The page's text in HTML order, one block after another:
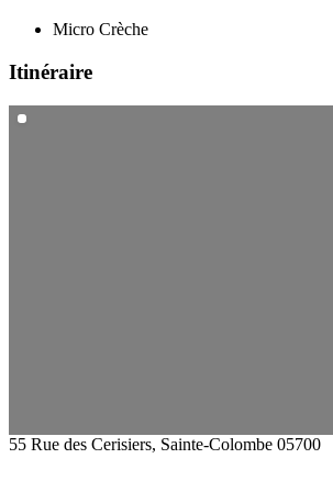
Micro Crèche
Itinéraire
55 Rue des Cerisiers, Sainte-Colombe 05700